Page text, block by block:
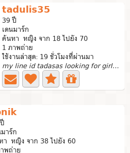
tadulis35
39 ปี
เดนมาร์ก
ค้นหา หญิง จาก 18 ไปยัง 70
1 ภาพถ่าย
ใช้งานล่าสุด: 19 ชั่วโมงที่ผ่านมา
my line id tadasas looking for girlfrend
าร์ก
า หญิง จาก 38 ไปยัง 60
พถ่าย